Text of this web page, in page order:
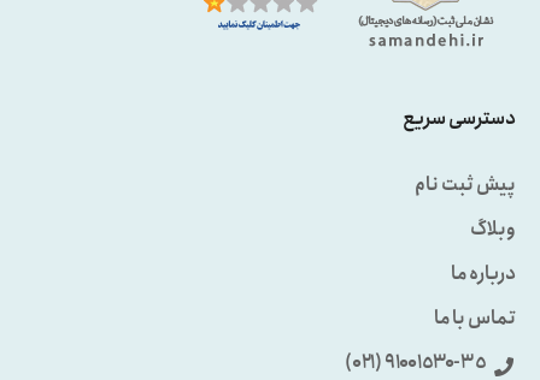
دسترسی سریع
پیش ثبت نام
وبلاگ
درباره ما
تماس با ما
٩۱۰۰۱٥۳۰-۳٥ (۰۲۱)